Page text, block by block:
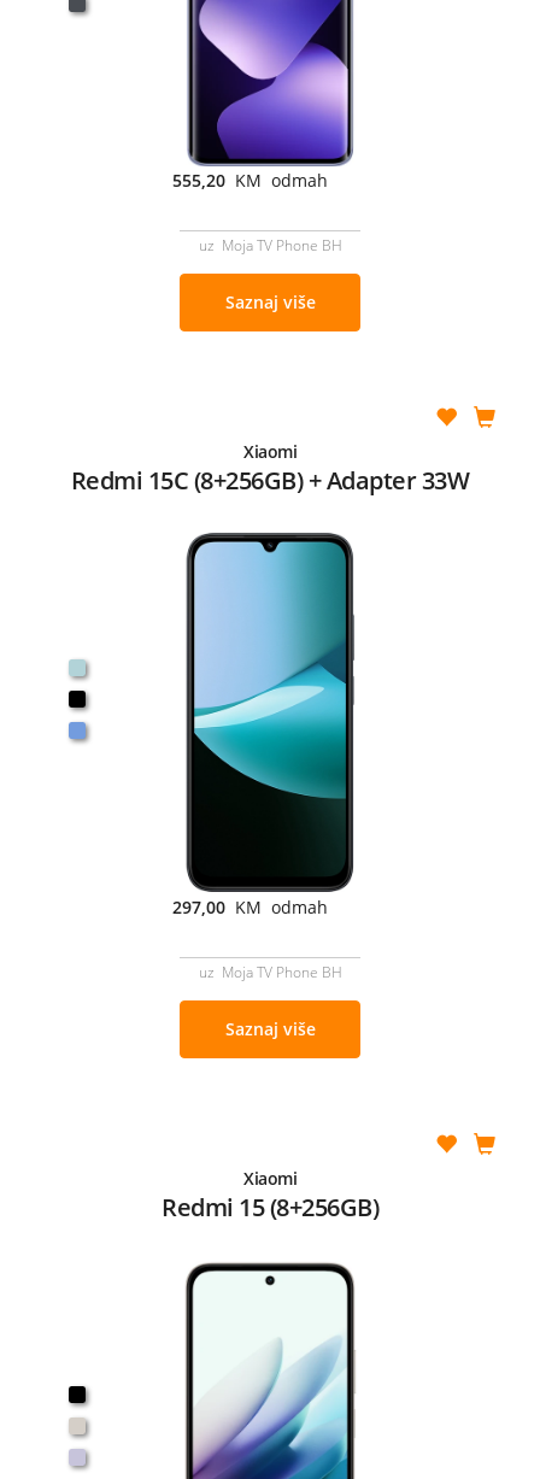
555,20 KM odmah
uz Moja TV Phone BH
Saznaj više
Xiaomi
Redmi 15C (8+256GB) + Adapter 33W
297,00 KM odmah
uz Moja TV Phone BH
Saznaj više
Xiaomi
Redmi 15 (8+256GB)